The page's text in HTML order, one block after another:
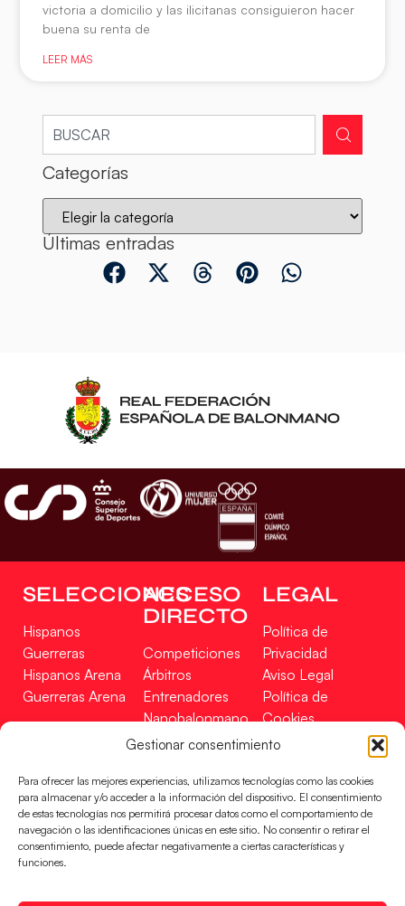
Gestionar consentimiento
Para ofrecer las mejores experiencias, utilizamos tecnologías como las cookies
para almacenar y/o acceder a la información del dispositivo. El consentimiento
de estas tecnologías nos permitirá procesar datos como el comportamiento de
navegación o las identificaciones únicas en este sitio. No consentir o retirar el
consentimiento, puede afectar negativamente a ciertas características y
funciones.
victoria a domicilio y las ilicitanas consiguieron hacer
buena su renta de
LEER MÁS
Categorías
Últimas entradas
SELECCIONES
Hispanos
Guerreras
Hispanos Arena
Guerreras Arena
ACCESO
DIRECTO
Competiciones
Árbitros
Entrenadores
Nanobalonmano
Tienda
LEGAL
Política de
Privacidad
Aviso Legal
Política de
Cookies
Mapa Web
Incidencias
CONTACTO
EN
FINANCIADO